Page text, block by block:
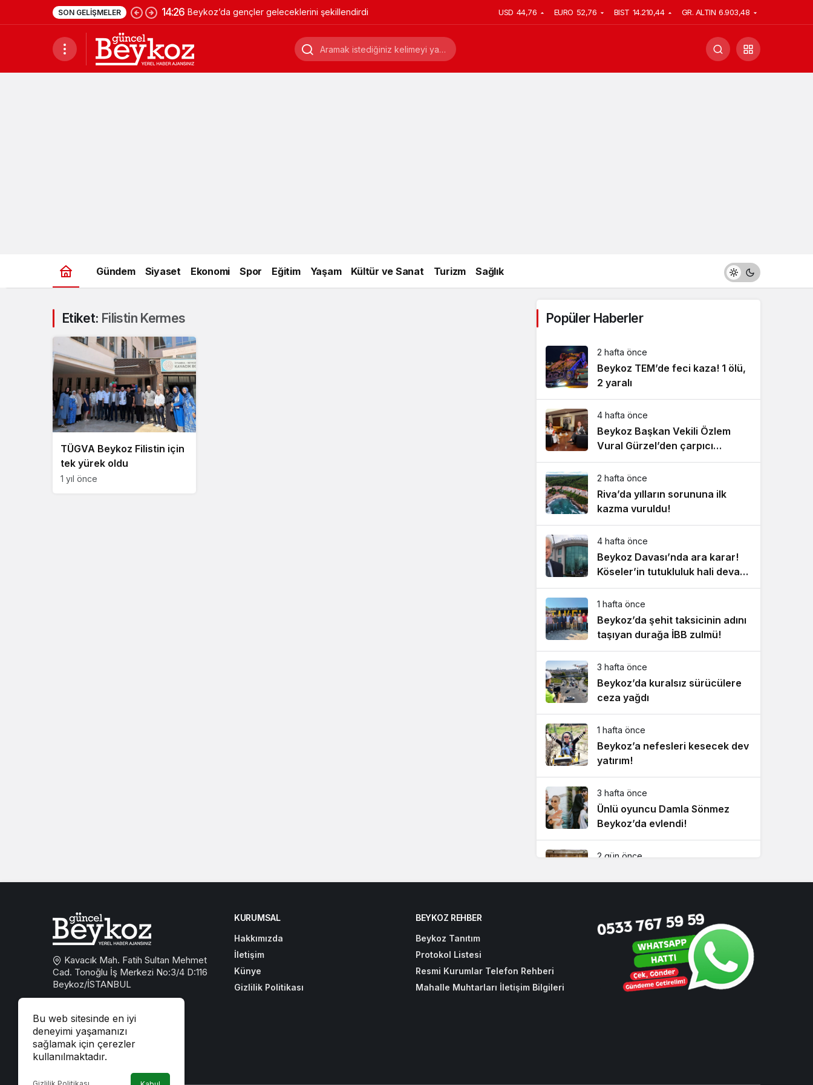
SON GELIŞMELER 14:26 Beykoz’da gençler geleceklerini şekillendirdi USD 44,76 EURO 52,76 BIST 14.210,44 GR. ALTIN 6.903,48
Gündem Siyaset Ekonomi Spor Eğitim Yaşam Kültür ve Sanat Turizm Sağlık
Etiket: Filistin Kermes
TÜGVA Beykoz Filistin için
tek yürek oldu
1 yıl önce
Popüler Haberler
2 hafta önce
Beykoz TEM’de feci kaza! 1 ölü,
2 yaralı
4 hafta önce
Beykoz Başkan Vekili Özlem
Vural Gürzel’den çarpıcı
açıklamalar!
2 hafta önce
Riva’da yılların sorununa ilk
kazma vuruldu!
4 hafta önce
Beykoz Davası’nda ara karar!
Köseler’in tutukluluk hali devam
ediyor!
1 hafta önce
Beykoz’da şehit taksicinin adını
taşıyan durağa İBB zulmü!
3 hafta önce
Beykoz’da kuralsız sürücülere
ceza yağdı
1 hafta önce
Beykoz’a nefesleri kesecek dev
yatırım!
3 hafta önce
Ünlü oyuncu Damla Sönmez
Beykoz’da evlendi!
2 gün önce
4 hafta önce
Beykoz’da tarihi zirve!
Çavuşbaşı için kritik buluşma
Bu web sitesinde en iyi
deneyimi yaşamanızı
sağlamak için çerezler
kullanılmaktadır.
Kavacık Mah. Fatih Sultan Mehmet
Cad. Tonoğlu İş Merkezi No:3/4 D:116
Beykoz/İSTANBUL
beykozguncel@gmail.com
iletisim@beykozguncel.com
KURUMSAL
Hakkımızda
İletişim
Künye
Gizlilik Politikası
BEYKOZ REHBER
Beykoz Tanıtım
Protokol Listesi
Resmi Kurumlar Telefon Rehberi
Mahalle Muhtarları İletişim Bilgileri